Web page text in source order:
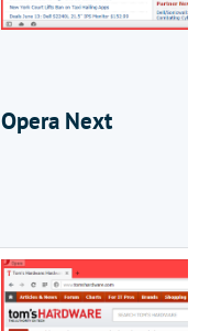
Opera Next